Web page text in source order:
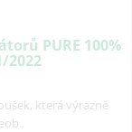
PURE 100%
2022
která výrazně